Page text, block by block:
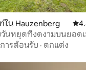
รีวิว
น Hauzenberg คะ
นหยุดที่งดงามบนยอดเ
ารต้อนรับ · ตกแต่ง